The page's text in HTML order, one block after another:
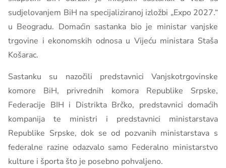
sudjelovanjem BiH na specijaliziranoj izložbi „Expo 2027.“
u Beogradu. Domaćin sastanka bio je ministar vanjske
trgovine i ekonomskih odnosa u Vijeću ministara Staša
Košarac.
Sastanku su nazočili predstavnici Vanjskotrgovinske
komore BiH, privrednih komora Republike Srpske,
Federacije BIH i Distrikta Brčko, predstavnici domaćih
kompanija te ministri i predstavnici ministarstava
Republike Srpske, dok se od pozvanih ministarstava s
federalne razine odazvalo samo Federalno ministarstvo
kulture i športa što je posebno pohvaljeno.